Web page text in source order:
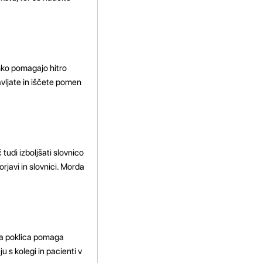
pomagajo hitro
in iščete pomen
tudi izboljšati slovnico
in slovnici. Morda
poklica pomaga
s kolegi in pacienti v